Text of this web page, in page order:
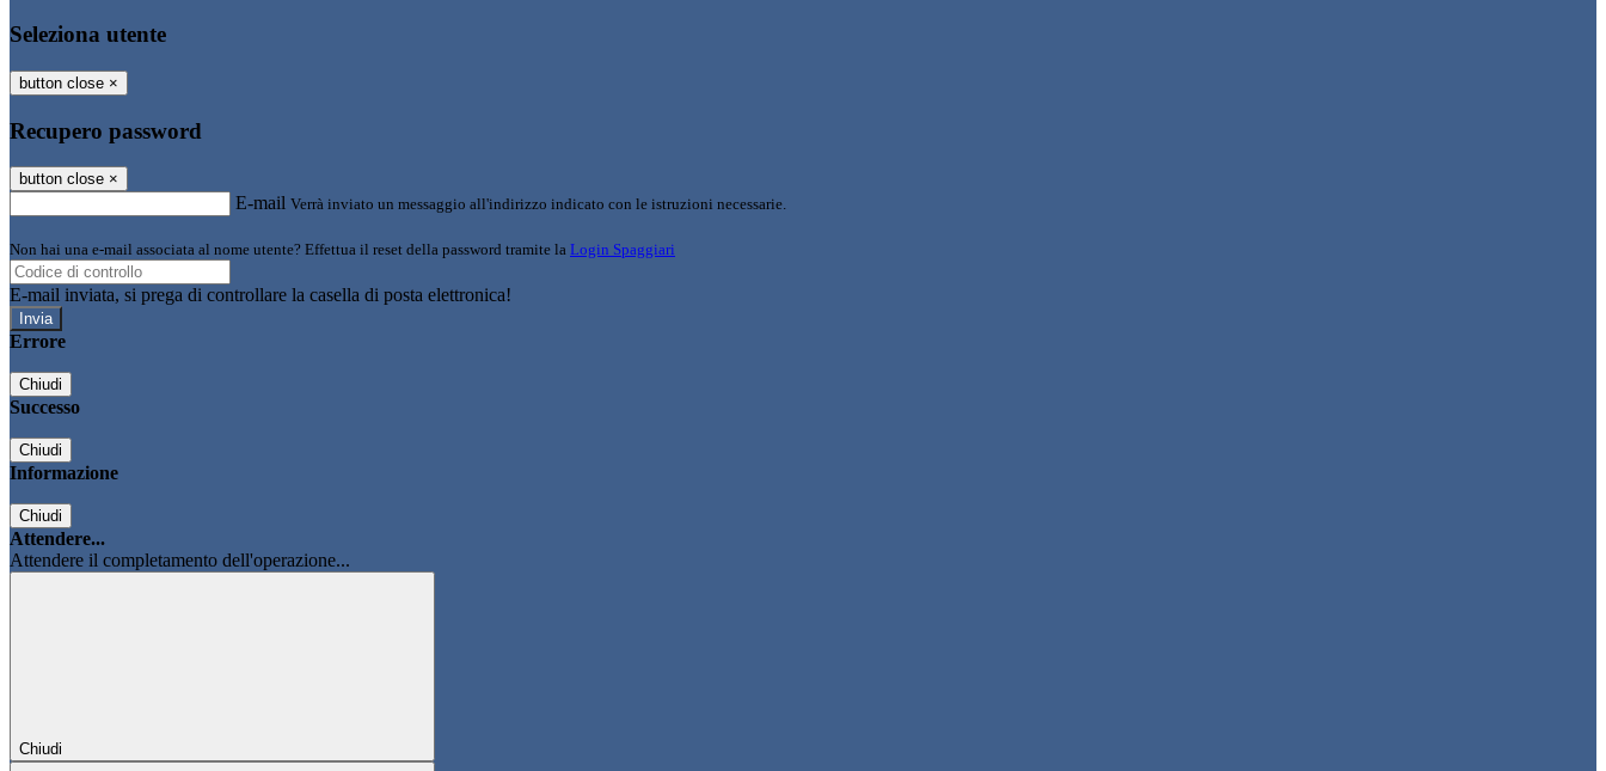
Seleziona utente
button close ×
Recupero password
button close ×
E-mail Verrà inviato un messaggio all'indirizzo indicato con le istruzioni necessarie.
Non hai una e-mail associata al nome utente? Effettua il reset della password tramite la Login Spaggiari
E-mail inviata, si prega di controllare la casella di posta elettronica!
Errore
Chiudi
Successo
Chiudi
Informazione
Chiudi
Attendere...
Attendere il completamento dell'operazione...
Chiudi